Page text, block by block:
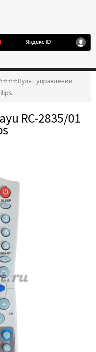
управления
RC-2835/01